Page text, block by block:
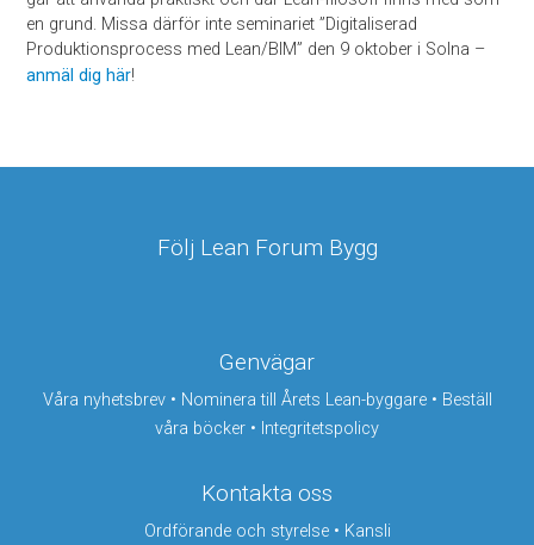
en grund. Missa därför inte seminariet ”Digitaliserad
Produktionsprocess med Lean/BIM” den 9 oktober i Solna –
anmäl dig här!
Följ Lean Forum Bygg
Genvägar
Våra nyhetsbrev• Nominera till Årets Lean-byggare• Beställ
våra böcker • Integritetspolicy
Kontakta oss
Ordförande och styrelse• Kansli